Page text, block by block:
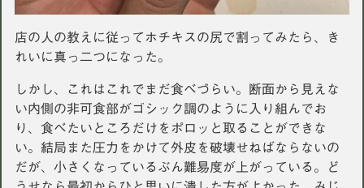
店の人の教えに従ってホチキスの尻で割ってみたら、き
れいに真っ二つになった。
しかし、これはこれでまだ食べづらい。断面から見えな
い内側の非可食部がゴシック調のように入り組んでお
り、食べたいところだけをポロッと取ることができな
い。結局また圧力をかけて外皮を破壊せねばならないの
だが、小さくなっているぶん難易度が上がっている。ど